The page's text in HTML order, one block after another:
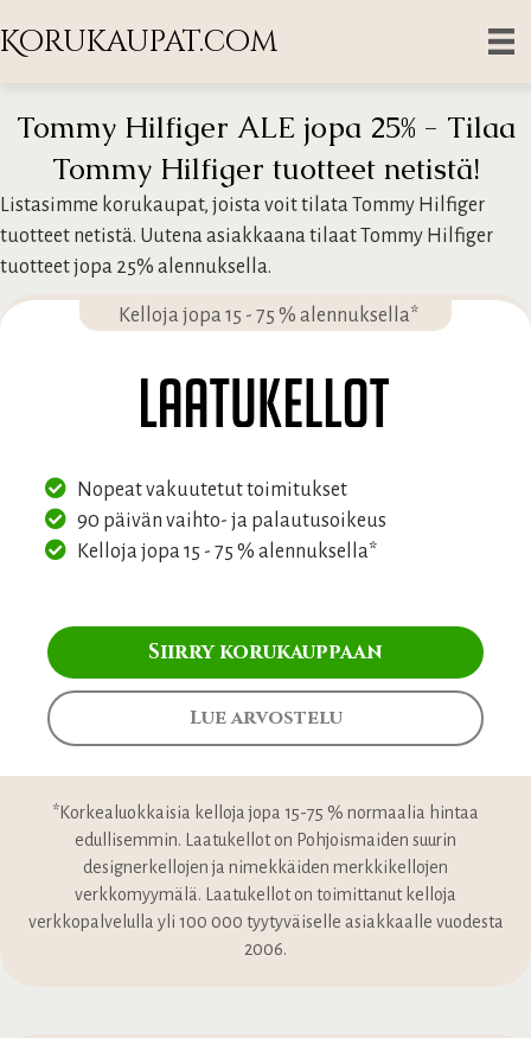
Korukaupat.com
Tommy Hilfiger ALE jopa 25% - Tilaa
Tommy Hilfiger tuotteet netistä!
Listasimme korukaupat, joista voit tilata Tommy Hilfiger
tuotteet netistä. Uutena asiakkaana tilaat Tommy Hilfiger
tuotteet jopa 25% alennuksella.
Kelloja jopa 15 - 75 % alennuksella*
Nopeat vakuutetut toimitukset
90 päivän vaihto- ja palautusoikeus
Kelloja jopa 15 - 75 % alennuksella*
Siirry korukauppaan
Lue arvostelu
*Korkealuokkaisia kelloja jopa 15-75 % normaalia hintaa
edullisemmin. Laatukellot on Pohjoismaiden suurin
designerkellojen ja nimekkäiden merkkikellojen
verkkomyymälä. Laatukellot on toimittanut kelloja
verkkopalvelulla yli 100 000 tyytyväiselle asiakkaalle vuodesta
2006.